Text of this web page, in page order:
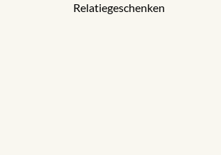
Relatiegeschenken